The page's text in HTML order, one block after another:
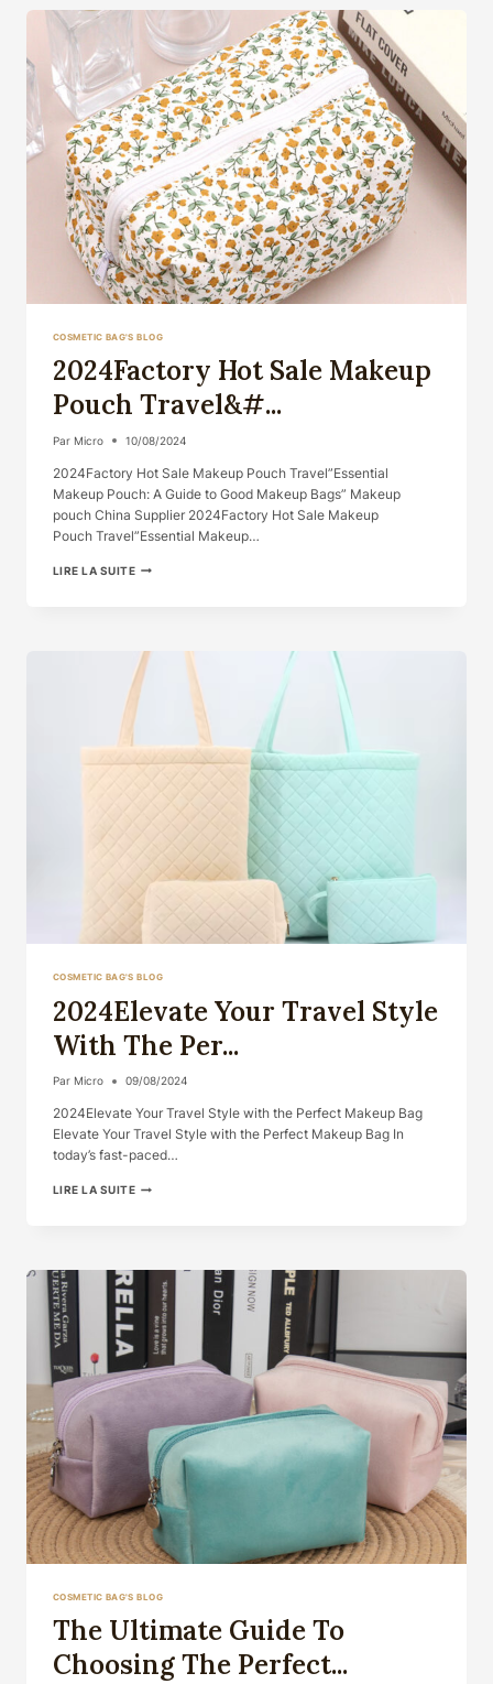
BAGS
COSMETIC BAG'S BLOG
2024Factory Hot Sale Makeup
Pouch Travel&#...
Par Micro 10/08/2024
2024Factory Hot Sale Makeup Pouch Travel”Essential
Makeup Pouch: A Guide to Good Makeup Bags” Makeup
pouch China Supplier 2024Factory Hot Sale Makeup
Pouch Travel”Essential Makeup…
LIRE LA SUITE2024FACTORY
TRAVEL&#...
COSMETIC BAG'S BLOG
2024Elevate Your Travel Style
With The Per...
Par Micro 09/08/2024
2024Elevate Your Travel Style with the Perfect Makeup Bag
Elevate Your Travel Style with the Perfect Makeup Bag In
today’s fast-paced…
LIRE LA SUITE2024ELEVATE
THE
PER...
COSMETIC BAG'S BLOG
The Ultimate Guide To
Choosing The Perfect...